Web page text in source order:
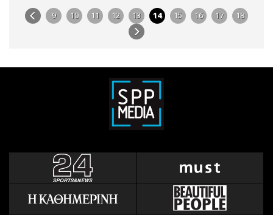
9 10 11 12 13 14 15 16 17 18